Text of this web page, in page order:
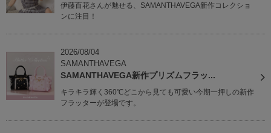
伊藤百花さんが魅せる、SAMANTHAVEGA新作コレクショ
ンに注目！
2026/08/04
SAMANTHAVEGA
SAMANTHAVEGA新作プリズムフラッ...
キラキラ輝く360℃どこから見ても可愛い今期一押しの新作
フラッターが登場です。